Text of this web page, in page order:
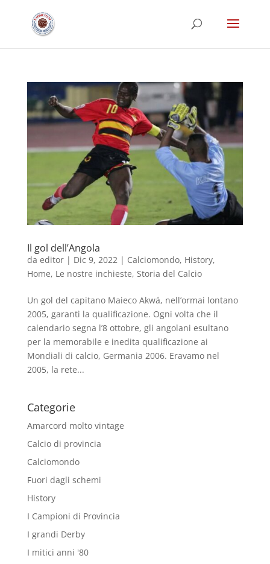
Il gol dell’Angola
da editor| Dic 9, 2022| Calciomondo, History,
Home, Le nostre inchieste, Storia del Calcio
Un gol del capitano Maieco Akwá, nell’ormai lontano
2005, garantì la qualificazione. Ogni volta che il
calendario segna l’8 ottobre, gli angolani esultano
per la memorabile e inedita qualificazione ai
Mondiali di calcio, Germania 2006. Eravamo nel
2005, la rete...
Categorie
Amarcord molto vintage
Calcio di provincia
Calciomondo
Fuori dagli schemi
History
I Campioni di Provincia
I grandi Derby
I mitici anni '80